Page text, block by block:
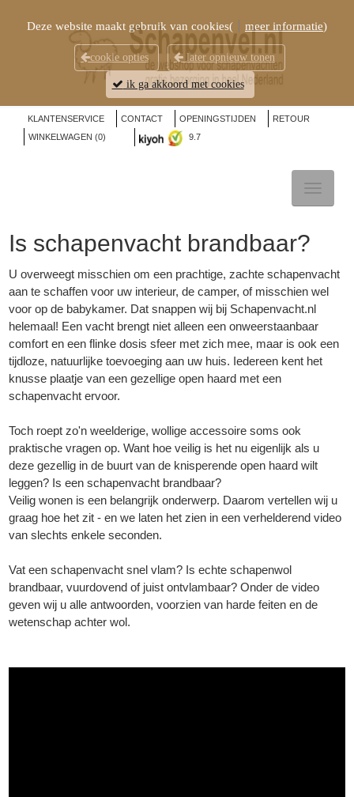
KLANTENSERVICE CONTACT OPENINGSTIJDEN
RETOUR
WINKELWAGEN (0) 9.7
Is schapenvacht brandbaar?
U overweegt misschien om een prachtige, zachte schapenvacht
aan te schaffen voor uw interieur, de camper, of misschien wel
voor op de babykamer. Dat snappen wij bij Schapenvacht.nl
helemaal! Een vacht brengt niet alleen een onweerstaanbaar
comfort en een flinke dosis sfeer met zich mee, maar is ook een
tijdloze, natuurlijke toevoeging aan uw huis. Iedereen kent het
knusse plaatje van een gezellige open haard met een
schapenvacht ervoor.
Toch roept zo'n weelderige, wollige accessoire soms ook
praktische vragen op. Want hoe veilig is het nu eigenlijk als u
deze gezellig in de buurt van de knisperende open haard wilt
leggen? Is een schapenvacht brandbaar?
Veilig wonen is een belangrijk onderwerp. Daarom vertellen wij u
graag hoe het zit - en we laten het zien in een verhelderend video
van slechts enkele seconden.
Vat een schapenvacht snel vlam? Is echte schapenwol
brandbaar, vuurdovend of juist ontvlambaar? Onder de video
geven wij u alle antwoorden, voorzien van harde feiten en de
wetenschap achter wol.
Deze website maakt gebruik van cookies( meer informatie)
cookie opties later opnieuw tonen
ik ga akkoord met cookies